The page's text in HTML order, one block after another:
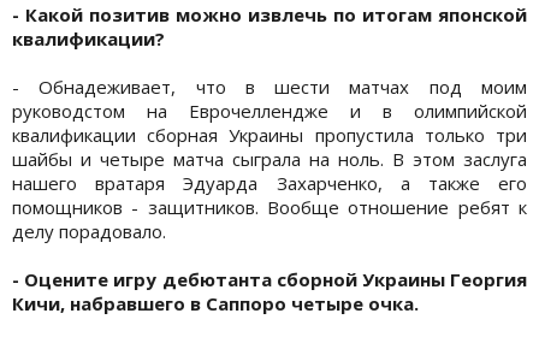
- Какой позитив можно извлечь по итогам японской
квалификации?
- Обнадеживает, что в шести матчах под моим
руководстом на Еврочеллендже и в олимпийской
квалификации сборная Украины пропустила только три
шайбы и четыре матча сыграла на ноль. В этом заслуга
нашего вратаря Эдуарда Захарченко, а также его
помощников - защитников. Вообще отношение ребят к
делу порадовало.
- Оцените игру дебютанта сборной Украины Георгия
Кичи, набравшего в Саппоро четыре очка.